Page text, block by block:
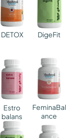
DETOX DigeFit
Estro
balans
FeminaBal
ance